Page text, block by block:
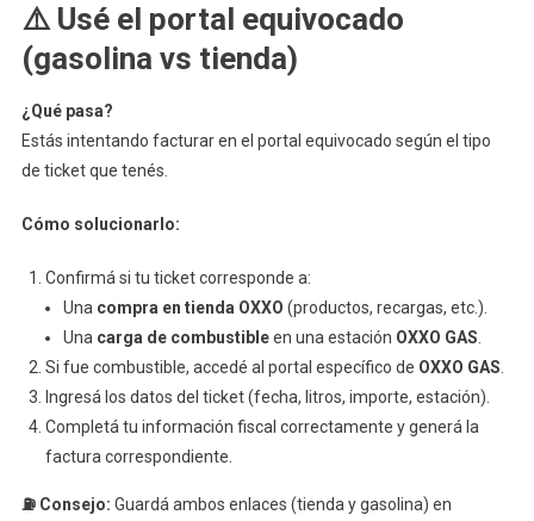
⚠️ Usé el portal equivocado
(gasolina vs tienda)
¿Qué pasa?
Estás intentando facturar en el portal equivocado según el tipo
de ticket que tenés.
Cómo solucionarlo:
Confirmá si tu ticket corresponde a:
Una compra en tienda OXXO (productos, recargas, etc.).
Una carga de combustibleen una estación OXXO GAS
Si fue combustible, accedé al portal específico de OXXO GAS
Ingresá los datos del ticket (fecha, litros, importe, estación).
Completá tu información fiscal correctamente y generá la
factura correspondiente.
⛽ Consejo: Guardá ambos enlaces (tienda y gasolina) en